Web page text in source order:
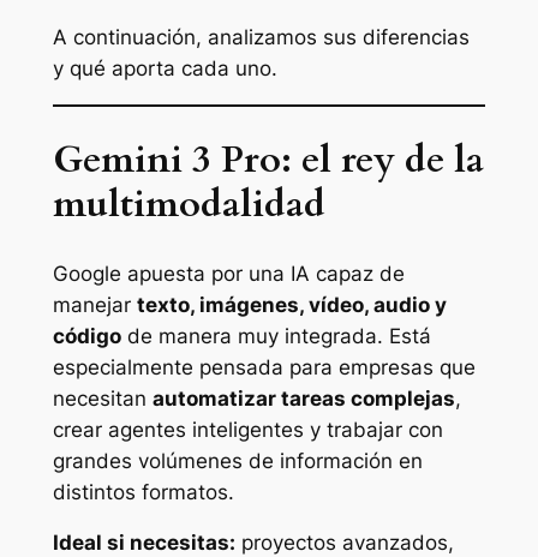
A continuación, analizamos sus diferencias
y qué aporta cada uno.
Gemini 3 Pro: el rey de la
multimodalidad
Google apuesta por una IA capaz de
manejar texto, imágenes, vídeo, audio y
códigode manera muy integrada. Está
especialmente pensada para empresas que
necesitan automatizar tareas complejas,
crear agentes inteligentes y trabajar con
grandes volúmenes de información en
distintos formatos.
Ideal si necesitas: proyectos avanzados,